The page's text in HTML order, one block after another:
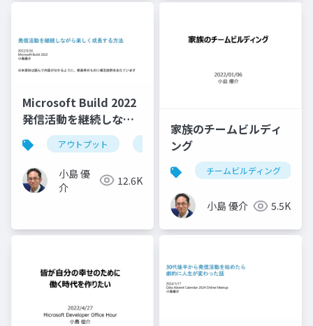
Microsoft Build 2022
発信活動を継続しなが
ら楽しく成長する方法
アウトプット チームビルディング
小島 優
介
12.6K
家族のチームビルディ
ング
チームビルディング
小島 優介 5.5K